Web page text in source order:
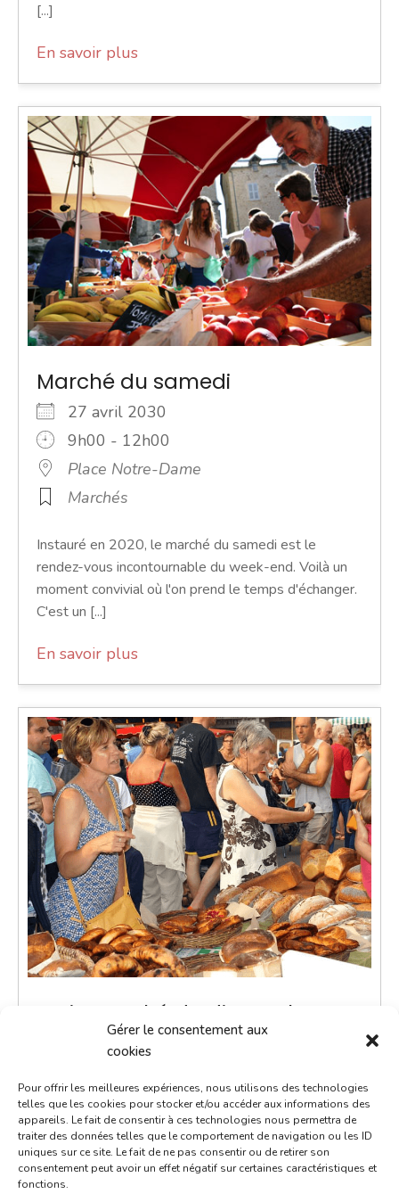
Gérer le consentement aux
cookies
Pour offrir les meilleures expériences, nous utilisons des technologies
telles que les cookies pour stocker et/ou accéder aux informations des
appareils. Le fait de consentir à ces technologies nous permettra de
traiter des données telles que le comportement de navigation ou les ID
uniques sur ce site. Le fait de ne pas consentir ou de retirer son
consentement peut avoir un effet négatif sur certaines caractéristiques et
fonctions.
[...]
En savoir plus
Marché du samedi
27 avril 2030
9h00 - 12h00
Place Notre-Dame
Marchés
Instauré en 2020, le marché du samedi est le
rendez-vous incontournable du week-end. Voilà un
moment convivial où l'on prend le temps d'échanger.
C'est un [...]
En savoir plus
Petit marché du dimanche
28 avril 2030
Place de la République
Marchés
Le petit marché du dimanche est un moment de